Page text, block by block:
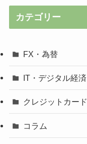
カテゴリー
FX・為替
IT・デジタル経済
クレジットカー
コラム